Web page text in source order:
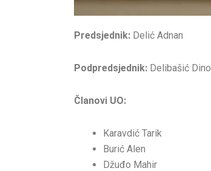
Predsjednik: Delić Adnan
Podpredsjednik: Delibašić Dino
Članovi UO:
Karavdić Tarik
Burić Alen
Džuđo Mahir